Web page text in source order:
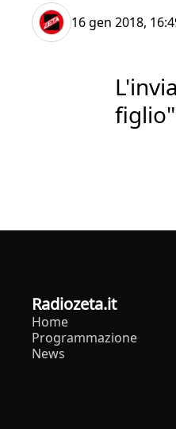
16 gen 2018,
figlio"
radiozeta.it
Home
Programmazione
News